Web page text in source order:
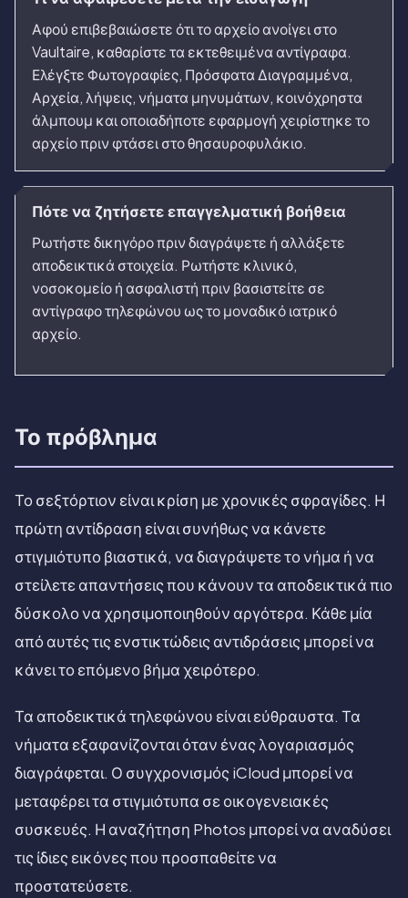
Αφού επιβεβαιώσετε ότι το αρχείο ανοίγει στο
Vaultaire, καθαρίστε τα εκτεθειμένα αντίγραφα.
Ελέγξτε Φωτογραφίες, Πρόσφατα Διαγραμμένα,
Αρχεία, λήψεις, νήματα μηνυμάτων, κοινόχρηστα
άλμπουμ και οποιαδήποτε εφαρμογή χειρίστηκε το
αρχείο πριν φτάσει στο θησαυροφυλάκιο.
Πότε να ζητήσετε επαγγελματική βοήθεια
Ρωτήστε δικηγόρο πριν διαγράψετε ή αλλάξετε
αποδεικτικά στοιχεία. Ρωτήστε κλινικό,
νοσοκομείο ή ασφαλιστή πριν βασιστείτε σε
αντίγραφο τηλεφώνου ως το μοναδικό ιατρικό
αρχείο.
Το πρόβλημα
Το σεξτόρτιον είναι κρίση με χρονικές σφραγίδες. Η
πρώτη αντίδραση είναι συνήθως να κάνετε
στιγμιότυπο βιαστικά, να διαγράψετε το νήμα ή να
στείλετε απαντήσεις που κάνουν τα αποδεικτικά πιο
δύσκολο να χρησιμοποιηθούν αργότερα. Κάθε μία
από αυτές τις ενστικτώδεις αντιδράσεις μπορεί να
κάνει το επόμενο βήμα χειρότερο.
Τα αποδεικτικά τηλεφώνου είναι εύθραυστα. Τα
νήματα εξαφανίζονται όταν ένας λογαριασμός
διαγράφεται. Ο συγχρονισμός iCloud μπορεί να
μεταφέρει τα στιγμιότυπα σε οικογενειακές
συσκευές. Η αναζήτηση Photos μπορεί να αναδύσει
τις ίδιες εικόνες που προσπαθείτε να
προστατεύσετε.